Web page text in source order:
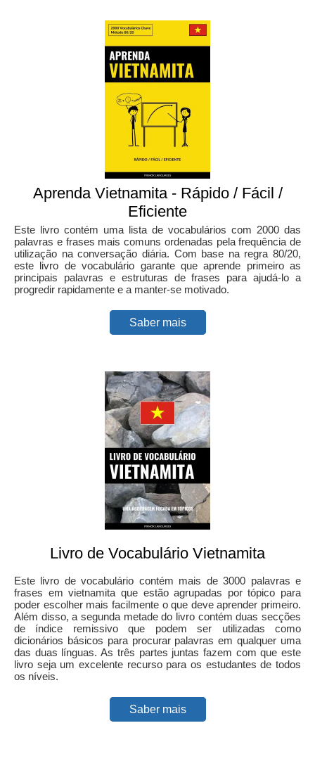
Aprenda Vietnamita - Rápido / Fácil /
Eficiente
Este livro contém uma lista de vocabulários com 2000 das
palavras e frases mais comuns ordenadas pela frequência de
utilização na conversação diária. Com base na regra 80/20,
este livro de vocabulário garante que aprende primeiro as
principais palavras e estruturas de frases para ajudá-lo a
progredir rapidamente e a manter-se motivado.
Saber mais
Livro de Vocabulário Vietnamita
Este livro de vocabulário contém mais de 3000 palavras e
frases em vietnamita que estão agrupadas por tópico para
poder escolher mais facilmente o que deve aprender primeiro.
Além disso, a segunda metade do livro contém duas secções
de índice remissivo que podem ser utilizadas como
dicionários básicos para procurar palavras em qualquer uma
das duas línguas. As três partes juntas fazem com que este
livro seja um excelente recurso para os estudantes de todos
os níveis.
Saber mais